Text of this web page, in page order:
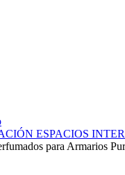
ESPACIOS
para Armarios